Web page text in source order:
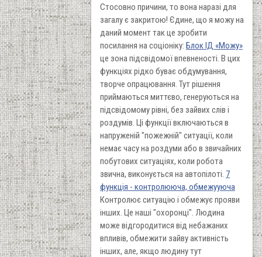
Стосовно причини, то вона наразі для
загалу є закритою! Єдине, що я можу на
даний момент так це зробити
посилання на соціоніку: Блок ІД «Можу»
це зона підсвідомої впевненості. В цих
функціях рідко буває обдумування,
творче опрацювання. Тут рішення
приймаються миттєво, генеруються на
підсвідомому рівні, без зайвих слів і
роздумів. Ці функції включаються в
напруженій "пожежній" ситуації, коли
немає часу на роздуми або в звичайних
побутових ситуаціях, коли робота
звична, виконується на автопілоті. 7
функція - контролююча, обмежууюча
Контролює ситуацію і обмежує прояви
інших. Це наші "охоронці". Людина
може відгородитися від небажаних
впливів, обмежити зайву активність
інших, але, якщо людину тут